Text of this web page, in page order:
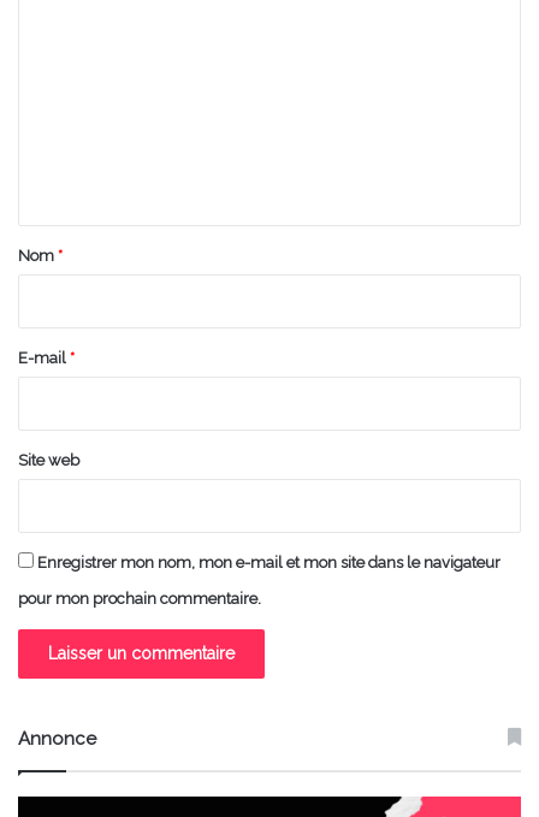
a
e
Nom *
E-mail *
Site web
Enregistrer mon nom, mon e-mail et mon site dans le navigateur
pour mon prochain commentaire.
Annonce